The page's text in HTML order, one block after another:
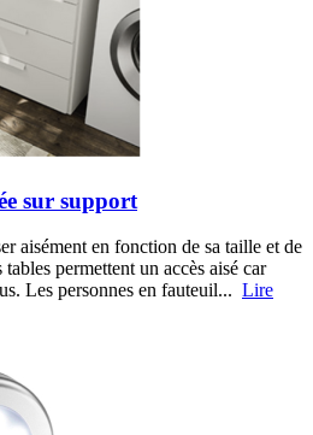
sur support
aisément en fonction de sa taille et de
permettent un accès aisé car
Les personnes en fauteuil... Lire